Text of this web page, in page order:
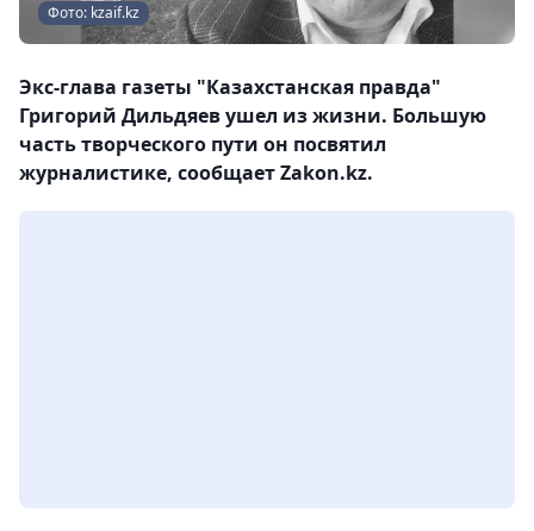
Фото: kzaif.kz
Экс-глава газеты "Казахстанская правда"
Григорий Дильдяев ушел из жизни. Большую
часть творческого пути он посвятил
журналистике, сообщает Zakon.kz.